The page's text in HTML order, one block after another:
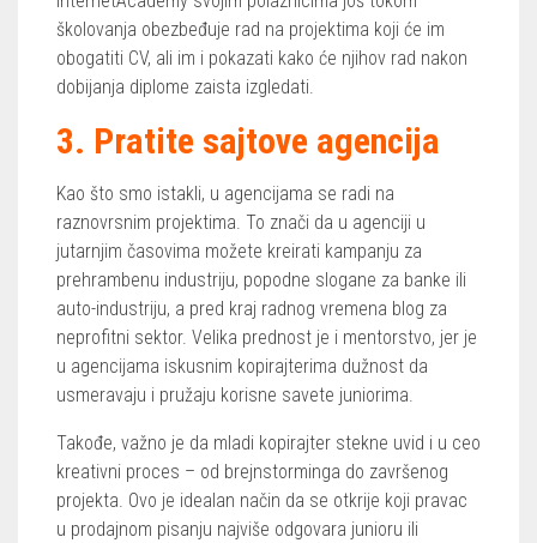
školovanja obezbeđuje rad na projektima koji će im
obogatiti CV, ali im i pokazati kako će njihov rad nakon
dobijanja diplome zaista izgledati.
3. Pratite sajtove agencija
Kao što smo istakli, u agencijama se radi na
raznovrsnim projektima. To znači da u agenciji u
jutarnjim časovima možete kreirati kampanju za
prehrambenu industriju, popodne slogane za banke ili
auto-industriju, a pred kraj radnog vremena blog za
neprofitni sektor. Velika prednost je i mentorstvo, jer je
u agencijama iskusnim kopirajterima dužnost da
usmeravaju i pružaju korisne savete juniorima.
Takođe, važno je da mladi kopirajter stekne uvid i u ceo
kreativni proces – od brejnstorminga do završenog
projekta. Ovo je idealan način da se otkrije koji pravac
u prodajnom pisanju najviše odgovara junioru ili